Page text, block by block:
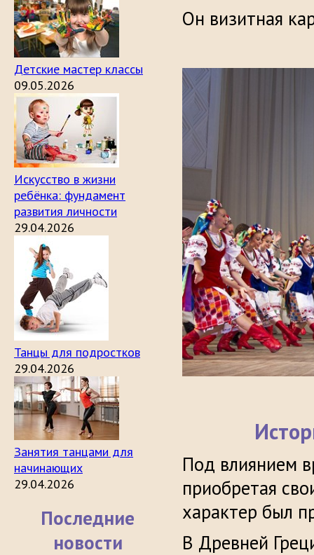
Детские мастер классы
09.05.2026
Искусство в жизни
ребёнка: фундамент
развития личности
29.04.2026
Танцы для подростков
29.04.2026
Занятия танцами для
начинающих
29.04.2026
Последние
новости
Он визитная
Под влиянием
приобретая
характер был
В Древней